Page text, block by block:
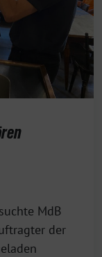
MdB
der